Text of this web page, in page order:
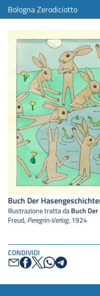
Bologna Zerodiciotto
CONDIVIDI
Buch Der
Illustrazione tratta da Buch
Freud, Peregrin-Verlag, 1924